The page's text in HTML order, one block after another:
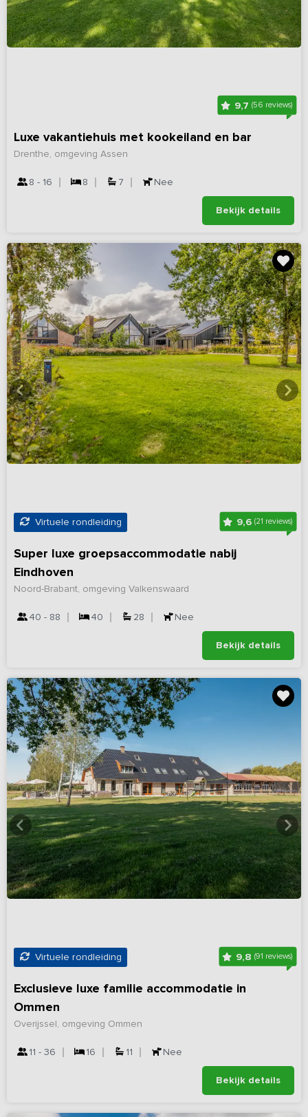
9,7 (56 reviews)
Luxe vakantiehuis met kookeiland en bar
Drenthe, omgeving Assen
8 - 16 8 7 Nee
Bekijk details
Virtuele rondleiding 9,6(21 reviews)
Super luxe groepsaccommodatie nabij
Eindhoven
Noord-Brabant, omgeving Valkenswaard
40 - 88 40 28 Nee
Bekijk details
Virtuele rondleiding 9,8(91 reviews)
Exclusieve luxe familie accommodatie in
Ommen
Overijssel, omgeving Ommen
11 - 36 16 11 Nee
Bekijk details